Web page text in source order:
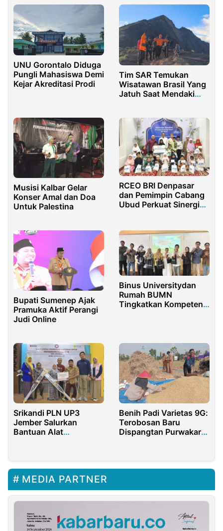
UNU Gorontalo Diduga
Pungli Mahasiswa Demi
Kejar Akreditasi Prodi
Tim SAR Temukan
Wisatawan Brasil Yang
Jatuh Saat Mendaki
Musisi Kalbar Gelar
Konser Amal dan Doa
Untuk Palestina
RCEO BRI Denpasar
dan Pemimpin Cabang
Ubud Perkuat Sinergi
Bupati Sumenep Ajak
Pramuka Aktif Perangi
Judi Online
Binus Universitydan
Rumah BUMN
Tingkatkan Kompetensi
Srikandi PLN UP3
Jember Salurkan
Bantuan Alat
Benih Padi Varietas 9G:
Terobosan Baru
Dispangtan Purwakarta
MEDIA PARTNER